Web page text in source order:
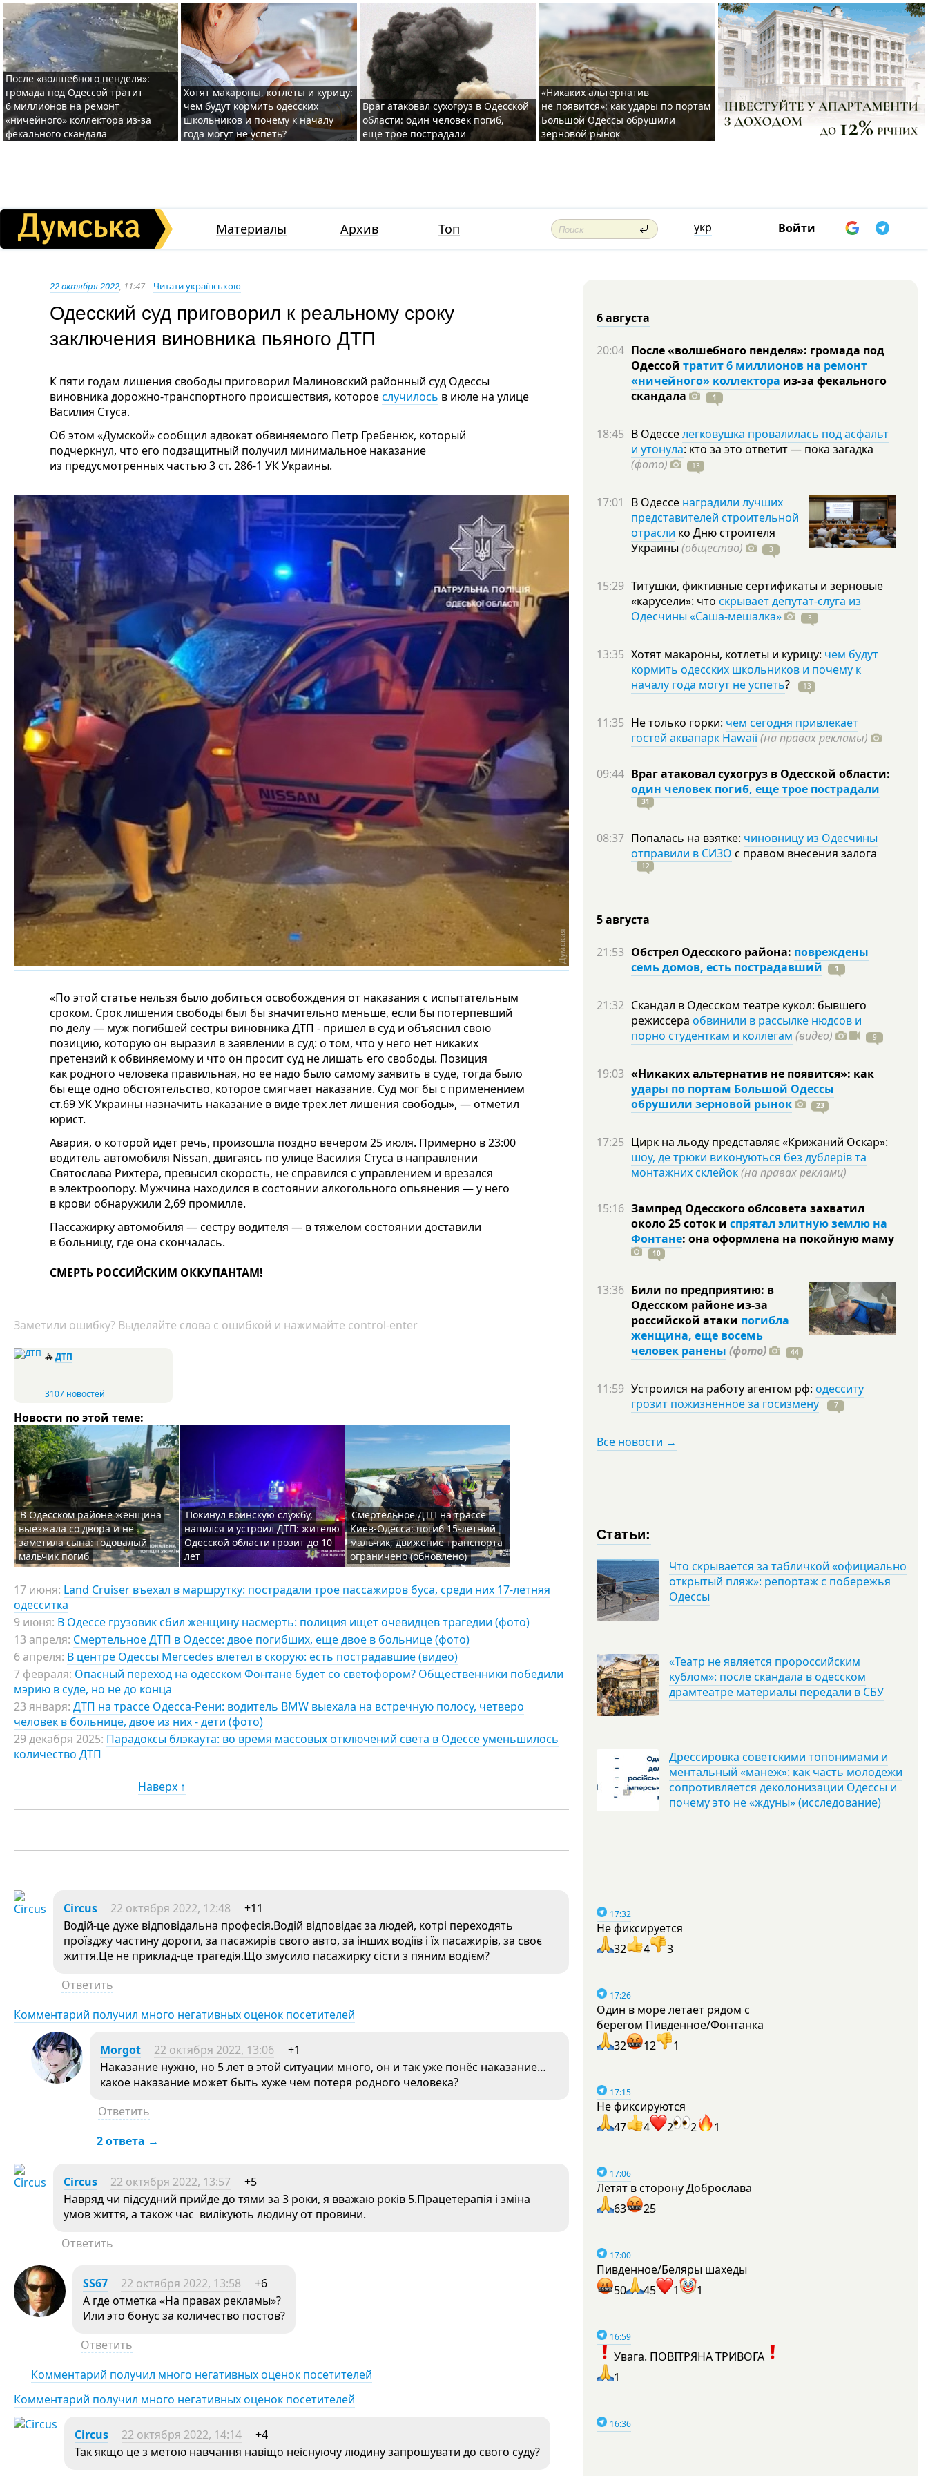
После «волшебного пенделя»:
громада под Одессой тратит
6 миллионов на ремонт
«ничейного» коллектора из-за
фекального скандала
Хотят макароны, котлеты и курицу:
чем будут кормить одесских
школьников и почему к началу
года могут не успеть?
Враг атаковал сухогруз в Одесской
области: один человек погиб,
еще трое пострадали
«Никаких альтернатив
не появится»: как удары по портам
Большой Одессы обрушили
зерновой рынок
Материалы Архив Топ укр Войти
22 октября 2022, 11:47 Читати українською
Одесский суд приговорил к реальному сроку
заключения виновника пьяного ДТП
К пяти годам лишения свободы приговорил Малиновский районный суд Одессы
виновника дорожно-транспортного происшествия, котороеслучилось в июле на улице
Василия Стуса.
Об этом «Думской» сообщил адвокат обвиняемого Петр Гребенюк, который
подчеркнул, что его подзащитный получил минимальное наказание
из предусмотренных частью 3 ст. 286-1 УК Украины.
«По этой статье нельзя было добиться освобождения от наказания с испытательным
сроком. Срок лишения свободы был бы значительно меньше, если бы потерпевший
по делу — муж погибшей сестры виновника ДТП - пришел в суд и объяснил свою
позицию, которую он выразил в заявлении в суд: о том, что у него нет никаких
претензий к обвиняемому и что он просит суд не лишать его свободы. Позиция
как родного человека правильная, но ее надо было самому заявить в суде, тогда было
бы еще одно обстоятельство, которое смягчает наказание. Суд мог бы с применением
ст.69 УК Украины назначить наказание в виде трех лет лишения свободы», — отметил
юрист.
Авария, о которой идет речь, произошла поздно вечером 25 июля. Примерно в 23:00
водитель автомобиля Nissan, двигаясь по улице Василия Стуса в направлении
Святослава Рихтера, превысил скорость, не справился с управлением и врезался
в электроопору. Мужчина находился в состоянии алкогольного опьянения — у него
в крови обнаружили 2,69 промилле.
Пассажирку автомобиля — сестру водителя — в тяжелом состоянии доставили
в больницу, где она скончалась.
СМЕРТЬ РОССИЙСКИМ ОККУПАНТАМ!
Заметили ошибку? Выделяйте слова с ошибкой и нажимайте control-enter
🚓ДТП
3107 новостей
Новости по этой теме:
В Одесском районе женщина
выезжала со двора и не
заметила сына: годовалый
мальчик погиб
Покинул воинскую службу,
напился и устроил ДТП: жителю
Одесской области грозит до 10
лет
Смертельное ДТП на трассе
Киев-Одесса: погиб 15-летний
мальчик, движение транспорта
ограничено (обновлено)
17 июня: Land Cruiser въехал в маршрутку: пострадали трое пассажиров буса, среди них 17-летняя
одесситка
9 июня: В Одессе грузовик сбил женщину насмерть: полиция ищет очевидцев трагедии (фото)
13 апреля: Смертельное ДТП в Одессе: двое погибших, еще двое в больнице (фото)
6 апреля: В центре Одессы Mercedes влетел в скорую: есть пострадавшие (видео)
7 февраля: Опасный переход на одесском Фонтане будет со светофором? Общественники победили
мэрию в суде, но не до конца
23 января: ДТП на трассе Одесса-Рени: водитель BMW выехала на встречную полосу, четверо
человек в больнице, двое из них - дети (фото)
29 декабря 2025: Парадоксы блэкаута: во время массовых отключений света в Одессе уменьшилось
количество ДТП
Наверх ↑
Circus 22 октября 2022, 12:48
+11
Водій-це дуже відповідальна професія.Водій відповідає за людей, котрі переходять
проїзджу частину дороги, за пасажирів свого авто, за інших водіїв і їх пасажирів, за своє
життя.Це не приклад-це трагедія.Що змусило пасажирку сісти з пяним водієм?
Ответить
Комментарий получил много негативных оценок посетителей
Morgot 22 октября 2022, 13:06
+1
Наказание нужно, но 5 лет в этой ситуации много, он и так уже понёс наказание…
какое наказание может быть хуже чем потеря родного человека?
Ответить
2 ответа →
Circus 22 октября 2022, 13:57
+5
Навряд чи підсудний прийде до тями за 3 роки, я вважаю років 5.Працетерапія і зміна
умов життя, а також час вилікують людину от провини.
Ответить
SS67 22 октября 2022, 13:58
+6
А где отметка «На правах рекламы»?
Или это бонус за количество постов?
Ответить
Комментарий получил много негативных оценок посетителей
Комментарий получил много негативных оценок посетителей
Circus 22 октября 2022, 14:14
+4
Так якщо це з метою навчання навіщо неіснуючу людину запрошувати до свого суду?
6 августа
20:04 После «волшебного пенделя»: громада под
Одессой тратит 6 миллионов на ремонт
«ничейного» коллектора из-за фекального
скандала
1
18:45 В Одесселегковушка провалилась под асфальт
и утонула: кто за это ответит — пока загадка
(фото)
13
17:01 В Одессе наградили лучших
представителей строительной
отрасли ко Дню строителя
Украины (общество) 3
15:29 Титушки, фиктивные сертификаты и зерновые
«карусели»: что скрывает депутат-слуга из
Одесчины «Саша-мешалка»
3
13:35 Хотят макароны, котлеты и курицу: чем будут
кормить одесских школьников и почему к
началу года могут не успеть? 13
11:35 Не только горки: чем сегодня привлекает
гостей аквапарк Hawaii (на правах рекламы)
09:44 Враг атаковал сухогруз в Одесской области:
один человек погиб, еще трое пострадали
31
08:37 Попалась на взятке: чиновницу из Одесчины
отправили в СИЗО с правом внесения залога
12
5 августа
21:53 Обстрел Одесского района: повреждены
семь домов, есть пострадавший
1
21:32 Скандал в Одесском театре кукол: бывшего
режиссера обвинили в рассылке нюдсов и
порно студенткам и коллегам (видео) 9
19:03 «Никаких альтернатив не появится»: как
удары по портам Большой Одессы
обрушили зерновой рынок
23
17:25 Цирк на льоду представляє «Крижаний Оскар»:
шоу, де трюки виконуються без дублерів та
монтажних склейок(на правах реклами)
15:16 Зампред Одесского облсовета захватил
около 25 соток и спрятал элитную землю на
Фонтане: она оформлена на покойную маму
10
13:36 Били по предприятию: в
Одесском районе из-за
российской атаки погибла
женщина, еще восемь
человек ранены (фото) 44
11:59 Устроился на работу агентом рф: одесситу
грозит пожизненное за госизмену
7
Все новости →
Статьи:
Что скрывается за табличкой «официально
открытый пляж»: репортаж с побережья
Одессы
«Театр не является пророссийским
кублом»: после скандала в одесском
драмтеатре материалы передали в СБУ
Дрессировка советскими топонимами и
ментальный «манеж»: как часть молодежи
сопротивляется деколонизации Одессы и
почему это не «ждуны» (исследование)
17:32
Не фиксируется
32
4 3
17:26
Один в море летает рядом с
берегом Пивденное/Фонтанка
32
12 1
17:15
Не фиксируются
47
4 2 2 1
17:06
Летят в сторону Доброслава
63
25
17:00
Пивденное/Беляры шахеды
50
45 1 1
16:59
Увага. ПОВІТРЯНА ТРИВОГА
1
16:36